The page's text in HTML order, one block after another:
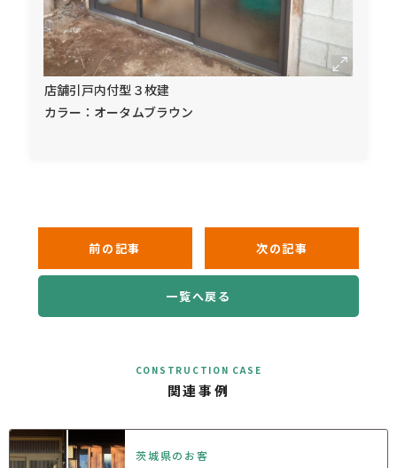
店舗引戸内付型３枚建
カラー：オータムブラウン
前の記事 次の記事
一覧へ戻る
CONSTRUCTION CASE
関連事例
茨城県のお客